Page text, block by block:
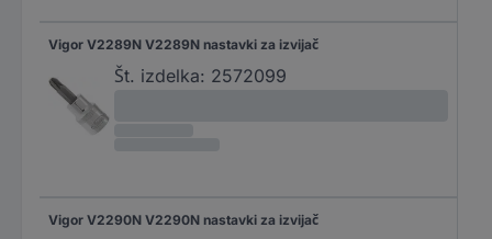
Vigor V2289N V2289N nastavki za izvijač
Št. izdelka: 2572099
Vigor V2290N V2290N nastavki za izvijač